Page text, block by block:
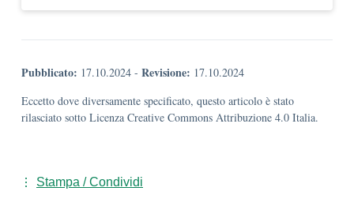
Pubblicato: 17.10.2024 - Revisione: 17.10.2024
Eccetto dove diversamente specificato, questo articolo è stato
rilasciato sotto Licenza Creative Commons Attribuzione 4.0 Italia.
Stampa / Condividi